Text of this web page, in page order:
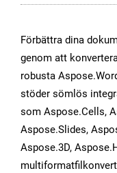
Förbättra dina
genom att
robusta
stöder sömlös
som Aspose.Cells,
Aspose.Slides,
Aspose.3D,